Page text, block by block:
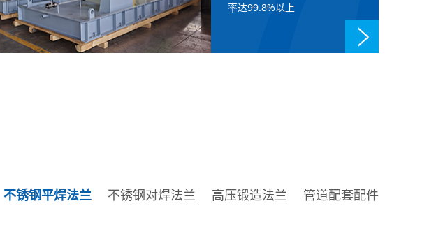
率达99.8%以上
不锈钢平焊法兰 不锈钢对焊法兰 高压锻造法兰 管道配套配件